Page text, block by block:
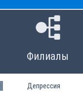
Филиалы
Депрессия